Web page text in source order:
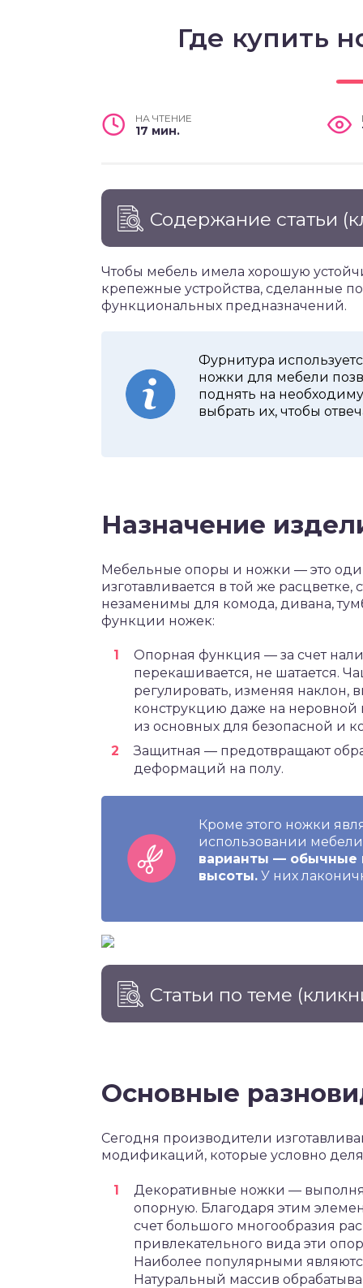
Где купить
НА ЧТЕНИЕ
17 мин.
Содержание статьи
Чтобы мебель имела хорошую
крепежные устройства, сделанные
функциональных предназначений.
Фурнитура
ножки для мебели
поднять на
выбрать их, чтобы
Назначение
Мебельные опоры и ножки — это
изготавливается в той же
незаменимы для комода, дивана,
функции ножек:
Опорная функция — за счет
перекашивается, не шатается.
регулировать, изменяя наклон,
конструкцию даже на неровной
из основных для безопасной и
Защитная — предотвращают
деформаций на полу.
Кроме этого ножки
использовании
варианты — обычные
высоты. У них
Статьи по теме
Основные
Сегодня производители
модификаций, которые условно
Декоративные ножки —
опорную. Благодаря этим
счет большого многообразия
привлекательного вида эти
Наиболее популярными
Натуральный массив